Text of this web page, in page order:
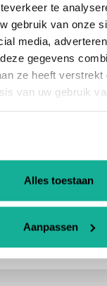
te
gebruik van onze
media,
gegevens
ze heeft verstrekt
van uw gebruik
Alles toestaan
Aanpassen